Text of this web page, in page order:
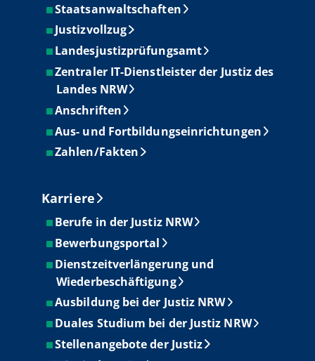
Staatsanwaltschaften
Justizvollzug
Landesjustizprüfungsamt
Zentraler IT-Dienstleister der Justiz des
Landes NRW
Anschriften
Aus- und Fortbildungseinrichtungen
Zahlen/Fakten
Karriere
Berufe in der Justiz NRW
Bewerbungsportal
Dienstzeitverlängerung und
Wiederbeschäftigung
Ausbildung bei der Justiz NRW
Duales Studium bei der Justiz NRW
Stellenangebote der Justiz